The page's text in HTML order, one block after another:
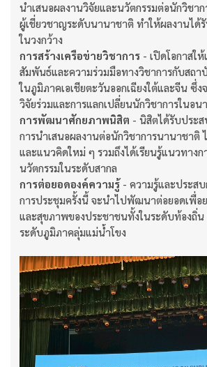
นำเสนอผลงานวิจัยและนวัตกรรมต่อนักวิชาก
ผู้เชี่ยวชาญระดับนานาชาติ ทำให้ผลงานได้
ในวงกว้าง
การสร้างเครือข่ายวิชาการ - เปิดโอกาสใ
สัมพันธ์และความร่วมมือทางวิชาการกับสถ
ในภูมิภาคเอเชียตะวันออกเฉียงใต้และจีน ซึ่ง
วิจัยร่วมและการแลกเปลี่ยนนักวิชาการในอน
การพัฒนาศักยภาพนิสิต - นิสิตได้รับประ
การนำเสนอผลงานต่อนักวิชาการนานาชาติ
และแนวคิดใหม่ ๆ รวมถึงได้เรียนรู้แนวทางก
นวัตกรรมในระดับสากล
การต่อยอดองค์ความรู้ - ความรู้และประส
การประชุมครั้งนี้ จะนำไปพัฒนาต่อยอดเพื่
และสุขภาพของประชาชนทั้งในระดับท้องถิ่น
ระดับภูมิภาคลุ่มแม่น้ำโขง